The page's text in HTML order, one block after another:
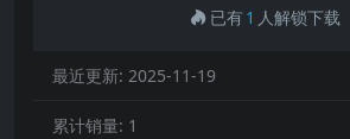
已有1 人解锁下载
最近更新: 2025-11-19
累计销量: 1